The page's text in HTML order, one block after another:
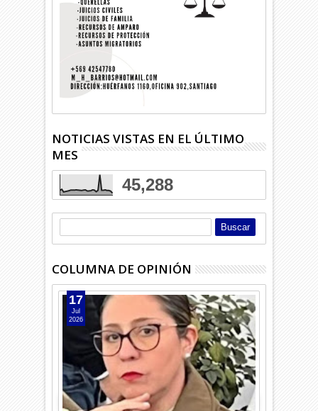
NOTICIAS VISTAS EN EL ÚLTIMO
MES
45,288
COLUMNA DE OPINIÓN
17
Jul
2026